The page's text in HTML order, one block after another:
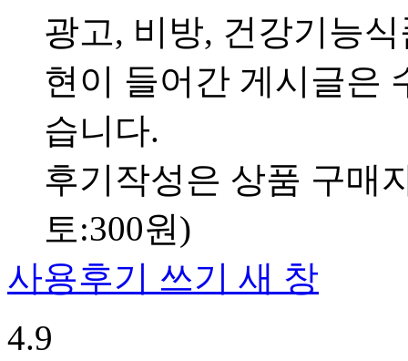
광고, 비방, 건강기능
현이 들어간 게시글은
습니다.
후기작성은 상품 구매
토:300원)
사용후기 쓰기 새 창
4.9